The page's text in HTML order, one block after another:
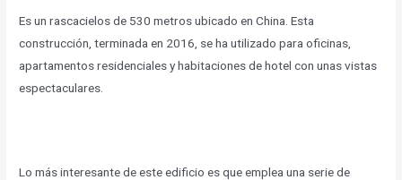
Es un rascacielos de 530 metros ubicado en China. Esta
construcción, terminada en 2016, se ha utilizado para oficinas,
apartamentos residenciales y habitaciones de hotel con unas vistas
espectaculares.
Lo más interesante de este edificio es que emplea una serie de